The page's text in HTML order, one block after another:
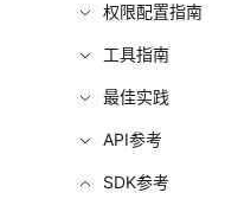
权限配置指南
工具指南
最佳实践
API参考
SDK参考